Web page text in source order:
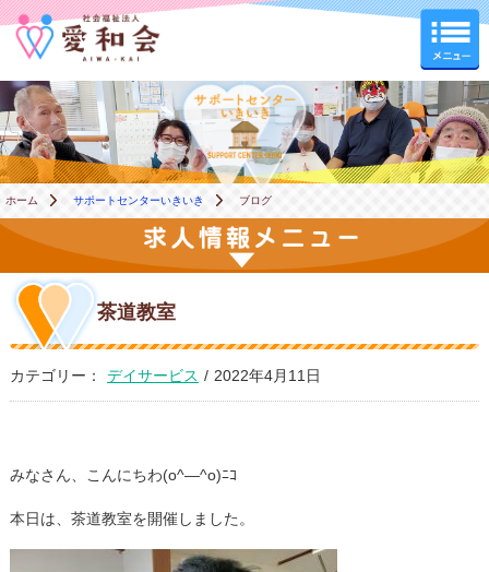
サポートセンターいきい
ホーム サポートセンターいきいき ブログ
茶道教室
カテゴリー： デイサービス / 2022年4月11日
みなさん、こんにちわ(o^―^o)ﾆｺ
本日は、茶道教室を開催しました。